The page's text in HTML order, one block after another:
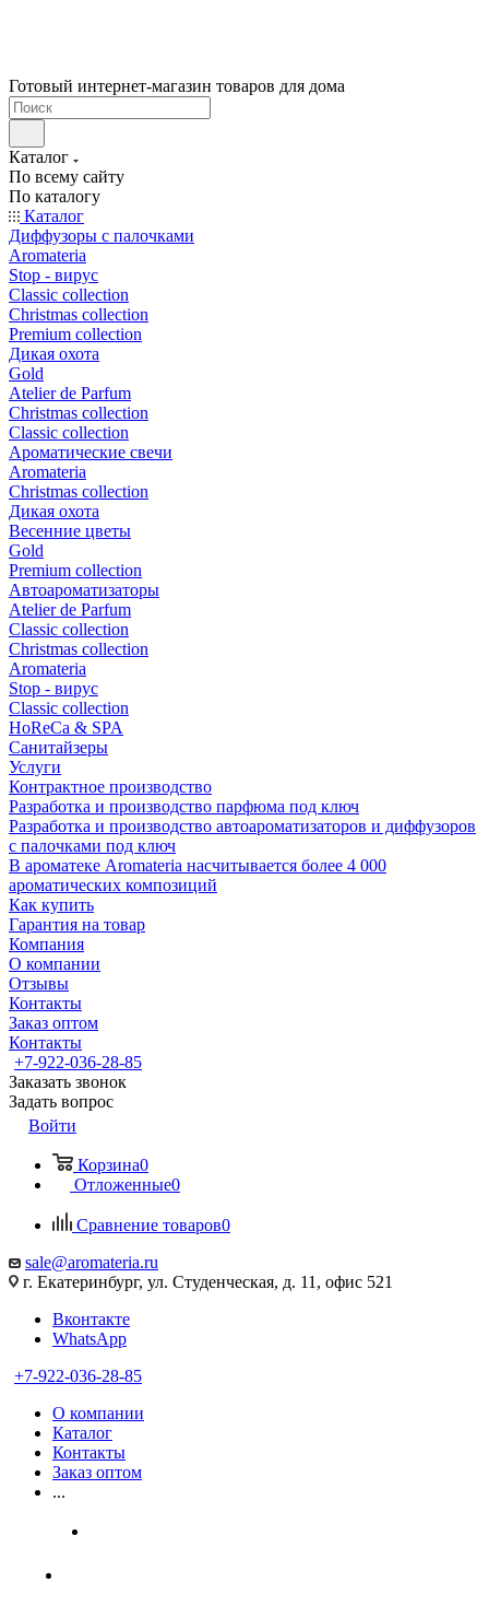
Готовый интернет-магазин товаров для дома
Каталог
По всему сайту
По каталогу
Каталог
Диффузоры с палочками
Aromateria
Stop - вирус
Сlassic collection
Сhristmas collection
Premium collection
Дикая охота
Gold
Atelier de Parfum
Christmas collection
Classic collection
Ароматические свечи
Aromateria
Сhristmas collection
Дикая охота
Весенние цветы
Gold
Premium collection
Автоароматизаторы
Atelier de Parfum
Classic collection
Christmas collection
Aromateria
Stop - вирус
Сlassic collection
HoReCa & SPA
Санитайзеры
Услуги
Контрактное производство
Разработка и производство парфюма под ключ
Разработка и производство автоароматизаторов и диффузоров
с палочками под ключ
В ароматеке Aromateria насчитывается более 4 000
ароматических композиций
Как купить
Гарантия на товар
Компания
О компании
Отзывы
Контакты
Заказ оптом
Контакты
+7-922-036-28-85
Заказать звонок
Задать вопрос
Войти
Корзина0
Отложенные0
Сравнение товаров0
sale@aromateria.ru
г. Екатеринбург, ул. Студенческая, д. 11, офис 521
Вконтакте
WhatsApp
+7-922-036-28-85
О компании
Каталог
Контакты
Заказ оптом
...